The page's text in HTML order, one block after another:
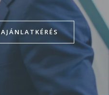
AJÁNLATKÉRÉS